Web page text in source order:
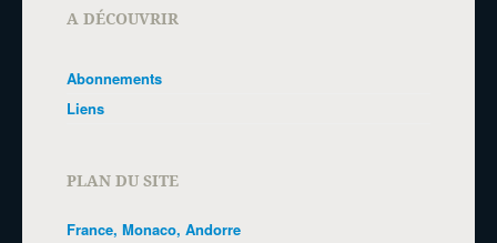
A DÉCOUVRIR
Abonnements
Liens
PLAN DU SITE
France, Monaco, Andorre